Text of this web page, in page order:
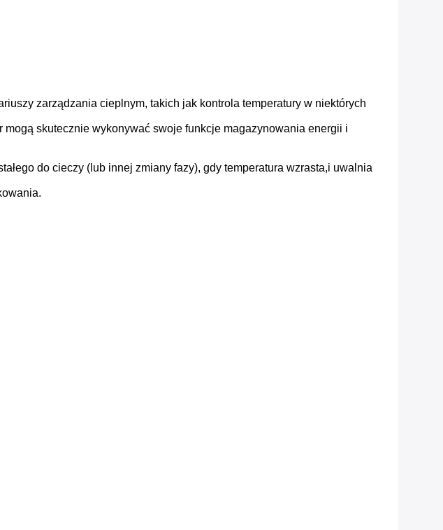
zarządzania cieplnym, takich jak kontrola temperatury w niektórych
skutecznie wykonywać swoje funkcje magazynowania energii i
do cieczy (lub innej zmiany fazy), gdy temperatura wzrasta,i uwalnia